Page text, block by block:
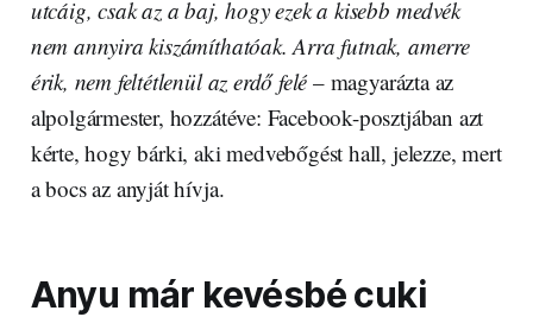
utcáig, csak az a baj, hogy ezek a kisebb medvék
nem annyira kiszámíthatóak. Arra futnak, amerre
érik, nem feltétlenül az erdő felé– magyarázta az
alpolgármester, hozzátéve: Facebook-posztjában azt
kérte, hogy bárki, aki medvebőgést hall, jelezze, mert
a bocs az anyját hívja.
Anyu már kevésbé cuki